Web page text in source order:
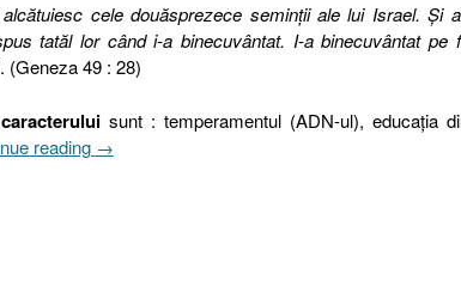
cele douăsprezece seminţii ale lui Israel. Şi
tatăl lor când i-a binecuvântat. I-a binecuvântat pe
(Geneza 49 : 28)
sunt : temperamentul (ADN-ul), educaţia
reading „Educarea
→